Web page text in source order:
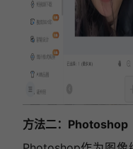
方法二：Photoshop